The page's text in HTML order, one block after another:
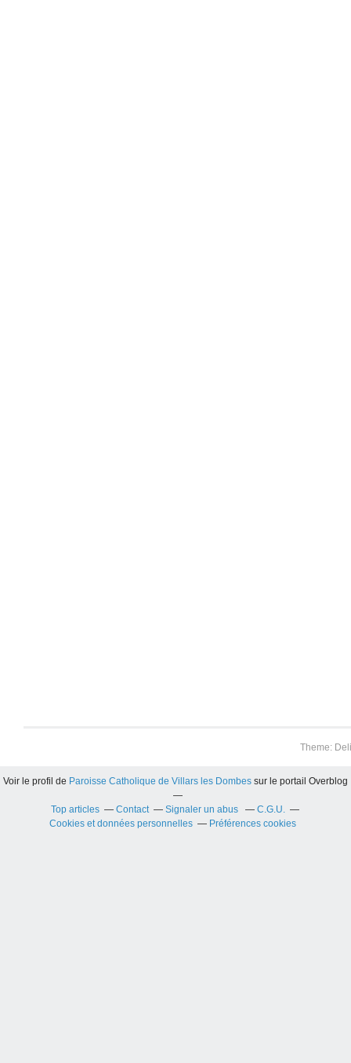
Theme:
Voir le profil de Paroisse Catholique de Villars les Dombes sur le portail Overblog
Top articles Contact Signaler un abus
C.G.U.
Cookies et données personnelles
Préférences cookies